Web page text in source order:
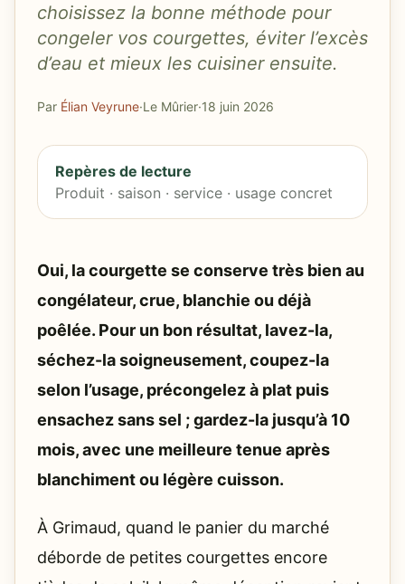
choisissez la bonne méthode pour
congeler vos courgettes, éviter l’excès
d’eau et mieux les cuisiner ensuite.
Par Élian Veyrune·Le Mûrier·18 juin 2026
Repères de lecture
Produit · saison · service · usage concret
Oui, la courgette se conserve très bien au
congélateur, crue, blanchie ou déjà
poêlée. Pour un bon résultat, lavez-la,
séchez-la soigneusement, coupez-la
selon l’usage, précongelez à plat puis
ensachez sans sel ; gardez-la jusqu’à 10
mois, avec une meilleure tenue après
blanchiment ou légère cuisson.
À Grimaud, quand le panier du marché
déborde de petites courgettes encore